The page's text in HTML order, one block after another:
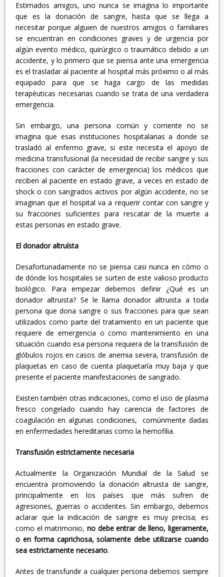
Estimados amigos, uno nunca se imagina lo importante
que es la donación de sangre, hasta que se llega a
necesitar porque alguien de nuestros amigos o familiares
se encuentran en condiciones graves y de urgencia por
algún evento médico, quirúrgico o traumático debido a un
accidente, y lo primero que se piensa ante una emergencia
es el trasladar al paciente al hospital más próximo o al más
equipado para que se haga cargo de las medidas
terapéuticas necesarias cuando se trata de una verdadera
emergencia.
Sin embargo, una persona común y corriente no se
imagina que esas instituciones hospitalarias a donde se
trasladó al enfermo grave, si este necesita el apoyo de
medicina transfusional (la necesidad de recibir sangre y sus
fracciones con carácter de emergencia) los médicos que
reciben al paciente en estado grave, a veces en estado de
shock o con sangrados activos por algún accidente, no se
imaginan que el hospital va a requerir contar con sangre y
su fracciones suficientes para rescatar de la muerte a
estas personas en estado grave.
El donador altruísta
Desafortunadamente no se piensa casi nunca en cómo o
de dónde los hospitales se surten de este valioso producto
biológico. Para empezar debemos definir ¿Qué es un
donador altruista? Se le llama donador altruista a toda
persona que dona sangre o sus fracciones para que sean
utilizados como parte del tratamiento en un paciente que
requiere de emergencia o como mantenimiento en una
situación cuando esa persona requiera de la transfusión de
glóbulos rojos en casos de anemia severa, transfusión de
plaquetas en caso de cuenta plaquetaría muy baja y que
presente el paciente manifestaciones de sangrado.
Existen también otras indicaciones, como el uso de plasma
fresco congelado cuando hay carencia de factores de
coagulación en algunas condiciones, comúnmente dadas
en enfermedades hereditarias como la hemofilia.
Transfusión estrictamente necesaria
Actualmente la Organización Mundial de la Salud se
encuentra promoviendo la donación altruista de sangre,
principalmente en los países que más sufren de
agresiones, guerras o accidentes. Sin embargo, debemos
aclarar que la indicación de sangre es muy precisa; es
como el matrimonio, no debe entrar de lleno, ligeramente,
o en forma caprichosa, solamente debe utilizarse cuando
sea estrictamente necesario.
Antes de transfundir a cualquier persona debemos siempre